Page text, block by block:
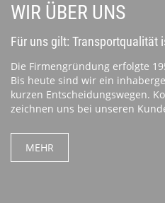
WIR ÜBER UNS
Für uns gilt: Transportqualität
Die Firmengründung erfolgte
Bis heute sind wir ein
kurzen Entscheidungswegen.
zeichnen uns bei unseren
MEHR